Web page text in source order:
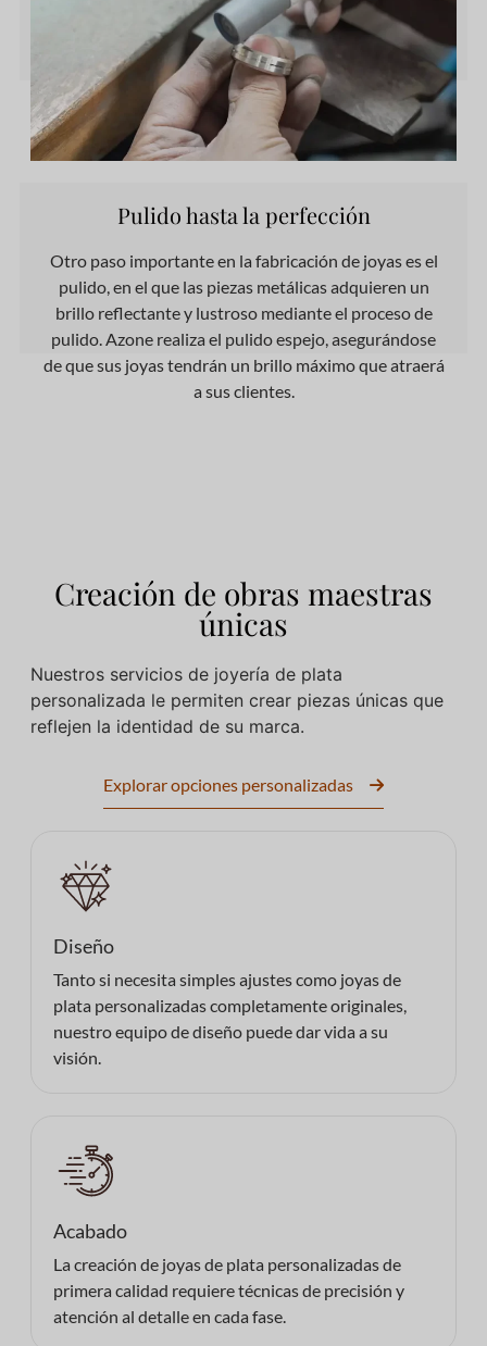
Pulido hasta la perfección
Otro paso importante en la fabricación de joyas es el
pulido, en el que las piezas metálicas adquieren un
brillo reflectante y lustroso mediante el proceso de
pulido. Azone realiza el pulido espejo, asegurándose
de que sus joyas tendrán un brillo máximo que atraerá
a sus clientes.
Creación de obras maestras
únicas
Nuestros servicios de joyería de plata
personalizada le permiten crear piezas únicas que
reflejen la identidad de su marca.
Explorar opciones personalizadas
Diseño
Tanto si necesita simples ajustes como joyas de
plata personalizadas completamente originales,
nuestro equipo de diseño puede dar vida a su
visión.
Acabado
La creación de joyas de plata personalizadas de
primera calidad requiere técnicas de precisión y
atención al detalle en cada fase.